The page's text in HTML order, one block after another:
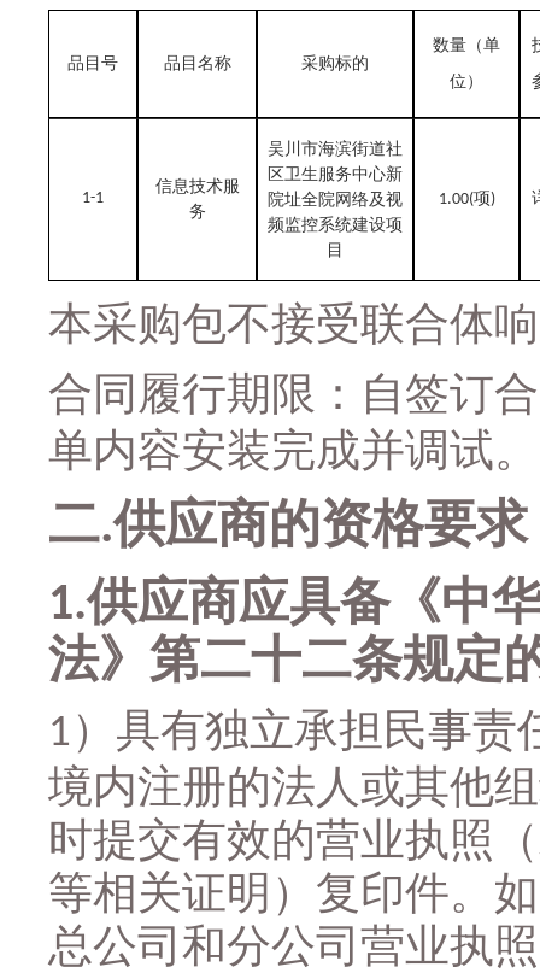
品目号 品目名称 采购标的
数量（单
位）
1-1
信息技术服
务
吴川市海滨街道社
区卫生服务中心新
院址全院网络及视
频监控系统建设项
目
1.00(项)
本采购包不接受联合体
合同履行期限 ： 自签订
单内容安装完成并调试。
二.供应商的资格要求
1.供应商应具备《中
法》第二十二条规定
1 ）具有独立承担民事责
境内注册的法人或其他
时提交有效的营业执照
等相关证明）复印件。
总公司和分公司营业执